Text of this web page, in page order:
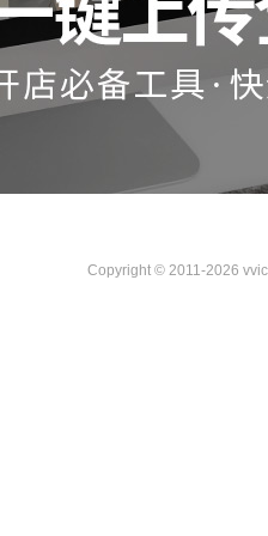
Copyright © 2011-2026